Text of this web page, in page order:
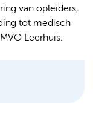
van opleiders,
tot medisch
Leerhuis.